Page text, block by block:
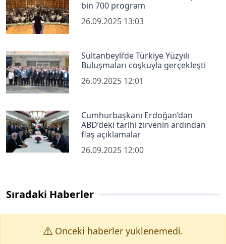
bin 700 program
26.09.2025 13:03
Sultanbeyli’de Türkiye Yüzyılı
Buluşmaları coşkuyla gerçekleşti
26.09.2025 12:01
Cumhurbaşkanı Erdoğan’dan
ABD’deki tarihi zirvenin ardından
flaş açıklamalar
26.09.2025 12:00
Sıradaki Haberler
Onceki haberler yuklenemedi.